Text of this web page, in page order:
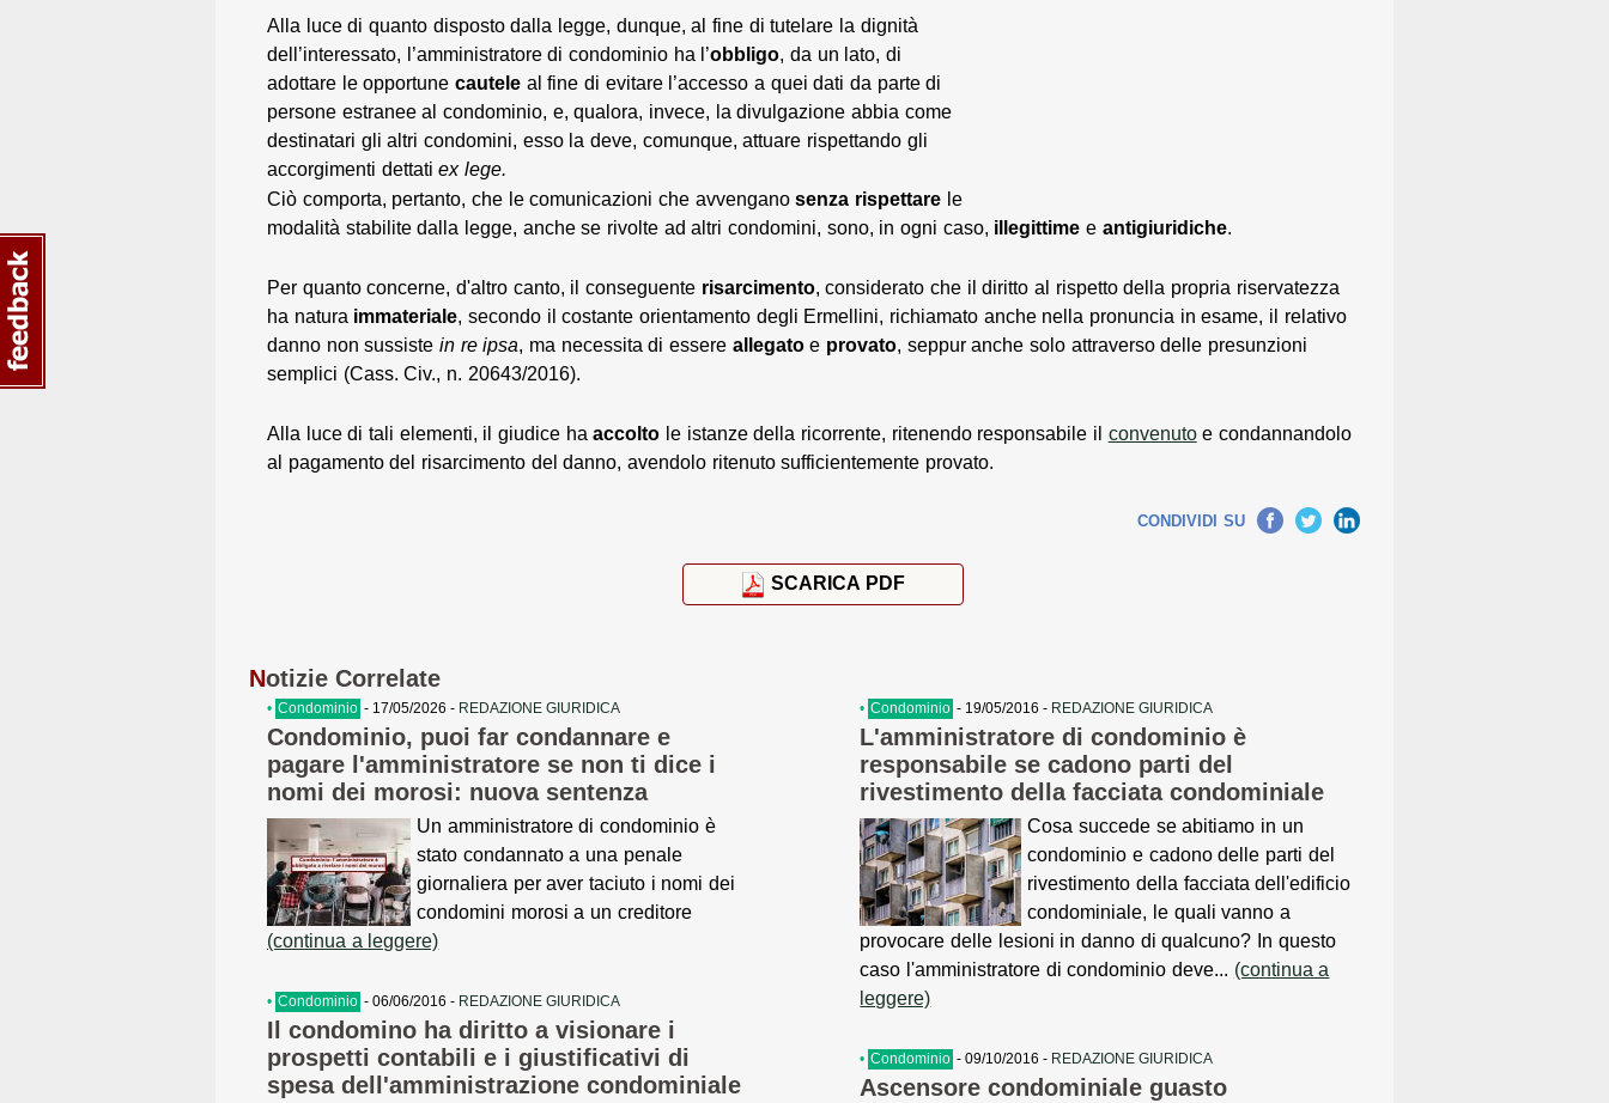
Alla luce di quanto disposto dalla legge, dunque, al fine di tutelare la dignità
dell’interessato, l’amministratore di condominio ha l’obbligo, da un lato, di
adottare le opportunecautele al fine di evitare l’accesso a quei dati da parte di
persone estranee al condominio, e, qualora, invece, la divulgazione abbia come
destinatari gli altri condomini, esso la deve, comunque, attuare rispettando gli
accorgimenti dettatiex lege.
Ciò comporta, pertanto, che le comunicazioni che avvenganosenza rispettare le
modalità stabilite dalla legge, anche se rivolte ad altri condomini, sono, in ogni caso, illegittime e antigiuridiche.
Per quanto concerne, d'altro canto, il conseguente risarcimento, considerato che il diritto al rispetto della propria riservatezza
ha natura immateriale, secondo il costante orientamento degli Ermellini, richiamato anche nella pronuncia in esame, il relativo
danno non sussistein re ipsa, ma necessita di essere allegatoe provato, seppur anche solo attraverso delle presunzioni
semplici (Cass. Civ., n. 20643/2016).
Alla luce di tali elementi, il giudice ha accolto le istanze della ricorrente, ritenendo responsabile il convenutoe condannandolo
al pagamento del risarcimento del danno, avendolo ritenuto sufficientemente provato.
CONDIVIDI SUFacebookTwitterLinkedIn
SCARICA PDF
Notizie Correlate
• Condominio - 17/05/2026 - REDAZIONE GIURIDICA
Condominio, puoi far condannare e
pagare l'amministratore se non ti dice i
nomi dei morosi: nuova sentenza
Un amministratore di condominio è
stato condannato a una penale
giornaliera per aver taciuto i nomi dei
condomini morosi a un creditore
(continua a leggere)
• Condominio - 06/06/2016 - REDAZIONE GIURIDICA
Il condomino ha diritto a visionare i
prospetti contabili e i giustificativi di
spesa dell'amministrazione condominiale
• Condominio - 19/05/2016 - REDAZIONE GIURIDICA
L'amministratore di condominio è
responsabile se cadono parti del
rivestimento della facciata condominiale
Cosa succede se abitiamo in un
condominio e cadono delle parti del
rivestimento della facciata dell'edificio
condominiale, le quali vanno a
provocare delle lesioni in danno di qualcuno? In questo
caso l'amministratore di condominio deve... (continua a
leggere)
• Condominio - 09/10/2016 - REDAZIONE GIURIDICA
Ascensore condominiale guasto